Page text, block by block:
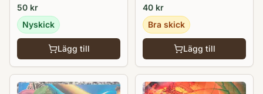
50 kr
Nyskick
Lägg till
40 kr
Bra skick
Lägg till